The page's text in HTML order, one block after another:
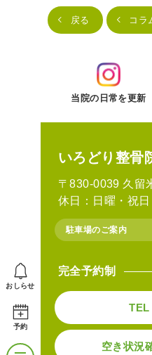
おしらせ
予約
戻る コラ
当院の日常を更新
いろどり整骨
〒830-0039 久留
休日：日曜・祝
駐車場のご案内
完全予約制
TEL
空き状況